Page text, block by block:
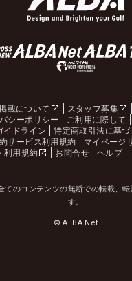
載について スタッフ募集
シーポリシー
ご利用に際して
イドライン
特定商取引法に基
サービス利用規約
マイページ
利用規約
お問合せ ヘルプ
てのコンテンツの無断での転載、
す。
© ALBA Net